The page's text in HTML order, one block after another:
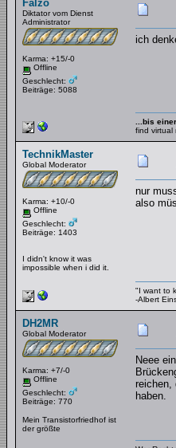
Falzo
Diktator vom Dienst
Administrator
Karma: +15/-0
Offline
Geschlecht:
Beiträge: 5088
ich
...bis
find virtual
TechnikMaster
Global Moderator
Karma: +10/-0
Offline
Geschlecht:
Beiträge: 1403
I didn't know it was
impossible when i did it.
nur
also
"I want to
-Albert
DH2MR
Global Moderator
Karma: +7/-0
Offline
Geschlecht:
Beiträge: 770
Mein Transistorfriedhof ist
der größte
Neee
reichen,
haben.